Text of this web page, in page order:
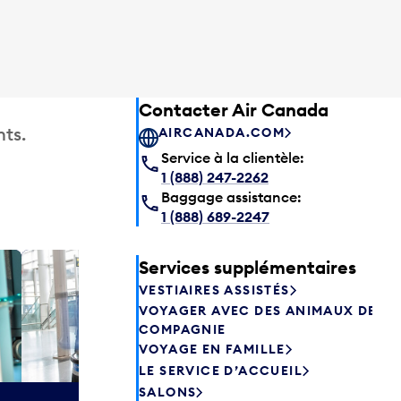
Salon
Les
aliments frais.
Contacter Air Canada
AIRCANADA.COM
Service à la clientèle:
1 (888) 247-2262
Baggage assistance:
1 (888) 689-2247
Services supplémentaires
VESTIAIRES ASSISTÉS
VOYAGER AVEC DES ANIMAUX DE
COMPAGNIE
VOYAGE EN FAMILLE
LE SERVICE D’ACCUEIL
SALONS